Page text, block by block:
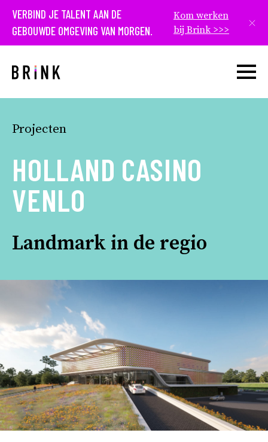
VERBIND JE TALENT AAN DE
GEBOUWDE OMGEVING VAN MORGEN.
Kom werken
bij Brink >>>
Open
Projecten
HOLLAND CASINO
VENLO
Landmark in de regio